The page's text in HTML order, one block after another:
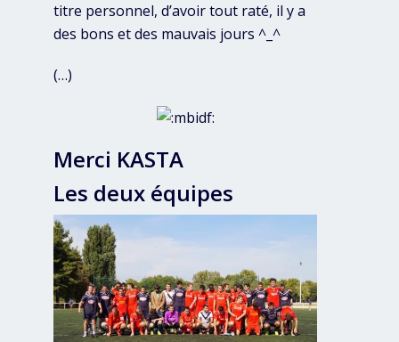
titre personnel, d’avoir tout raté, il y a
des bons et des mauvais jours ^_^
(…)
Merci KASTA
Les deux équipes